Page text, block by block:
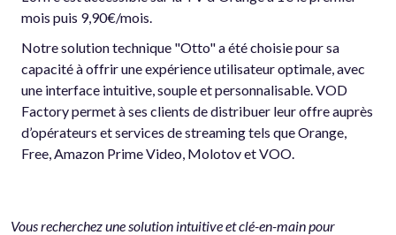
mois puis 9,90€/mois.
Notre solution technique "Otto" a été choisie pour sa
capacité à offrir une expérience utilisateur optimale, avec
une interface intuitive, souple et personnalisable. VOD
Factory permet à ses clients de distribuer leur offre auprès
d’opérateurs et services de streaming tels que Orange,
Free, Amazon Prime Video, Molotov et VOO.
Vous recherchez une solution intuitive et clé-en-main pour